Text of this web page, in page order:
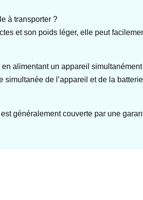
à transporter ?
et son poids léger, elle peut
alimentant un appareil
simultanée de l’appareil et de la
généralement couverte par une